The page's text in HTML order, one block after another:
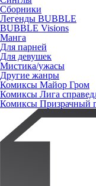
Сборники
Легенды BUBBLE
BUBBLE Visions
Манга
Для парней
Для девушек
Мистика/ужасы
Другие жанры
Комиксы Майор Гром
Комиксы Лига
Комиксы Призрачный